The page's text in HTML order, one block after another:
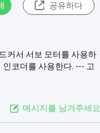
공유하다
커서 서보 모터를 사용하
코더를 사용한다. --- 고
메시지를 남겨주세요